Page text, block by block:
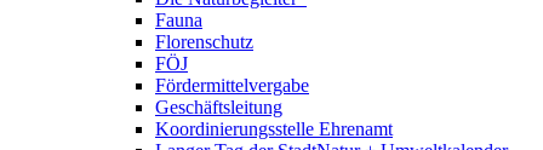
Fauna
Florenschutz
FÖJ
Fördermittelvergabe
Geschäftsleitung
Koordinierungsstelle Ehrenamt